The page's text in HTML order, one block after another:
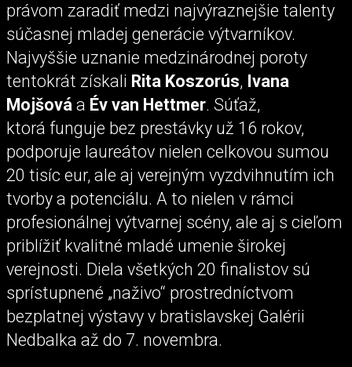
právom zaradiť medzi najvýraznejšie talenty
súčasnej mladej generácie výtvarníkov.
Najvyššie uznanie medzinárodnej poroty
tentokrát získali Rita Koszorús, Ivana
Mojšová a Év van Hettmer. Súťaž,
ktorá funguje bez prestávky už 16 rokov,
podporuje laureátov nielen celkovou sumou
20 tisíc eur, ale aj verejným vyzdvihnutím ich
tvorby a potenciálu. A to nielen v rámci
profesionálnej výtvarnej scény, ale aj s cieľom
priblížiť kvalitné mladé umenie širokej
verejnosti. Diela všetkých 20 finalistov sú
sprístupnené „naživo“ prostredníctvom
bezplatnej výstavy v bratislavskej Galérii
Nedbalka až do 7. novembra.